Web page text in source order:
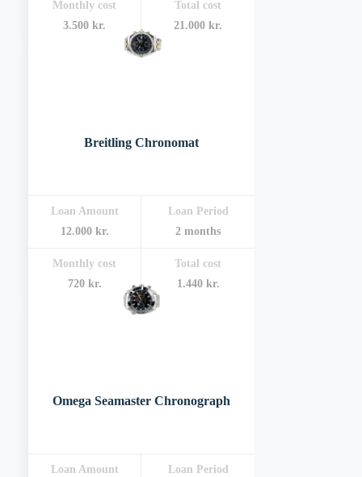
Monthly cost
3.500 kr.
Total cost
21.000 kr.
Breitling Chronomat
Loan Amount
12.000 kr.
Loan Period
2 months
Monthly cost
720 kr.
Total cost
1.440 kr.
Omega Seamaster Chronograph
Loan Amount
Loan Period